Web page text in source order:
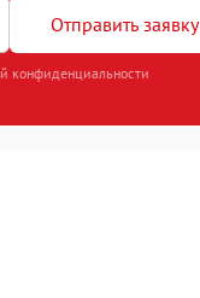
Отправить заявку
конфиденциальности